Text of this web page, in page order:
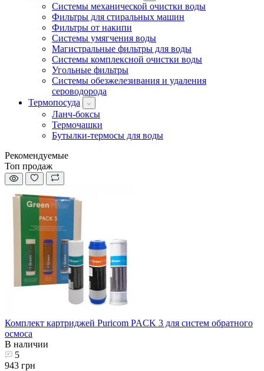
Системы механической очистки воды
Фильтры для стиральных машин
Фильтры от накипи
Системы умягчения воды
Магистральные фильтры для воды
Системы комплексной очистки воды
Угольные фильтры
Системы обезжелезивания и удаления
сероводорода
Термопосуда
Ланч-боксы
Термочашки
Бутылки-термосы для воды
Рекомендуемые
Топ продаж
Комплект картриджей Puricom PACK 3 для систем обратного
осмоса
В наличии
5
943 грн